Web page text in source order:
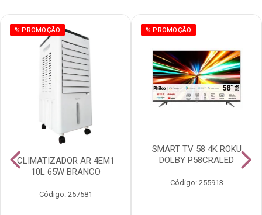
% PROMOÇÃO
CLIMATIZADOR AR 4EM1
10L 65W BRANCO
Código: 257581
% PROMOÇÃO
SMART TV 58 4K ROKU
DOLBY P58CRALED
Código: 255913